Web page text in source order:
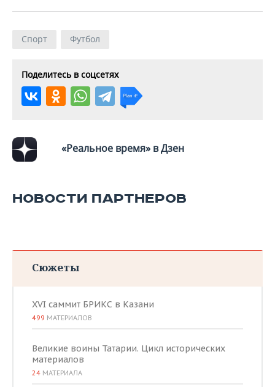
Спорт Футбол
Поделитесь в соцсетях
«Реальное время» в Дзен
НОВОСТИ ПАРТНЕРОВ
Сюжеты
XVI саммит БРИКС в Казани
499 МАТЕРИАЛОВ
Великие воины Татарии. Цикл исторических
материалов
24 МАТЕРИАЛА